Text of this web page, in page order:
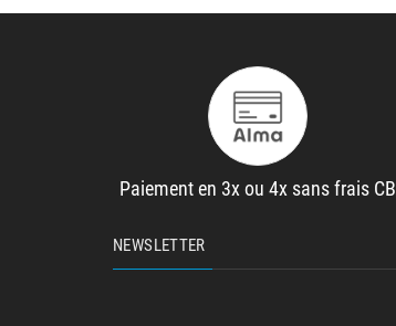
Paiement en 3x ou 4x sans frais CB
NEWSLETTER